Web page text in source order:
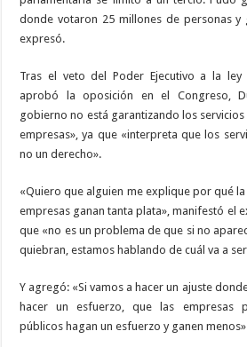
donde votaron 25 millones de personas
expresó.
Tras el veto del Poder Ejecutivo a la
aprobó la oposición en el Congreso,
gobierno no está garantizando los
empresas», ya que «interpreta que los
no un derecho».
«Quiero que alguien me explique por qué
empresas ganan tanta plata», manifestó el
que «no es un problema de que si no
quiebran, estamos hablando de cuál va a
Y agregó: «Si vamos a hacer un ajuste
hacer un esfuerzo, que las empresas
públicos hagan un esfuerzo y ganen